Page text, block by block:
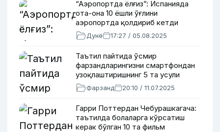
“Аэропортда ёлғиз”: Испанияда
ота-она 10 ёшли ўғлини
аэропортда қолдириб кетди
Дунё 17:27 / 05.08.2025
Таътил пайтида ўсмир
фарзандларингизни смартфондан
узоқлаштиришнинг 5 та усули
Фарзанд 20:10 / 11.07.2025
Гарри Поттердан Чебурашкагача:
таътилда болаларга кўрсатиш
керак бўлган 10 та фильм